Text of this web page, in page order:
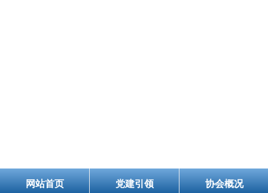
网站首页 党建引领 协会概况